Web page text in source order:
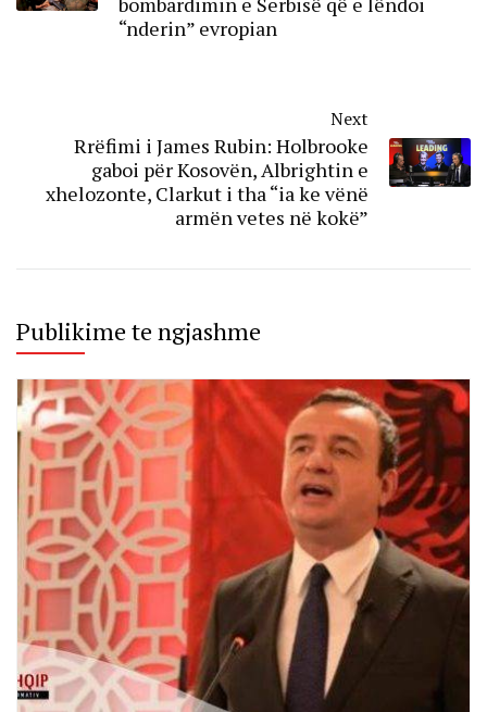
“nderin” evropian
Next
Rrëfimi i James Rubin: Holbrooke
gaboi për Kosovën, Albrightin e
xhelozonte, Clarkut i tha “ia ke vënë
armën vetes në kokë”
Publikime te ngjashme